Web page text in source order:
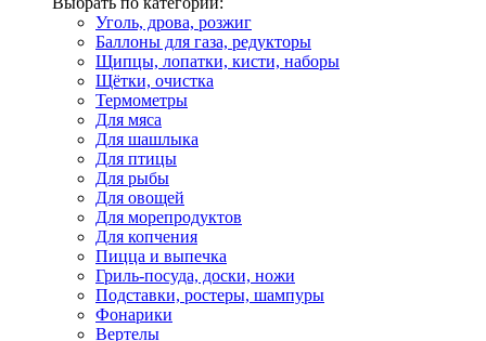
Уголь, дрова, розжиг
Баллоны для газа, редукторы
Щипцы, лопатки, кисти, наборы
Щётки, очистка
Термометры
Для мяса
Для шашлыка
Для птицы
Для рыбы
Для овощей
Для морепродуктов
Для копчения
Пицца и выпечка
Гриль-посуда, доски, ножи
Подставки, ростеры, шампуры
Фонарики
Вертелы